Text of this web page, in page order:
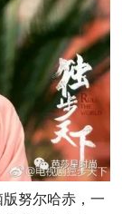
努尔哈赤，一